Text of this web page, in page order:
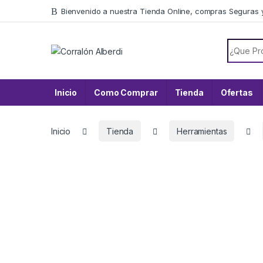
Skip to navigation
Skip to content Bienvenido a nuestra Tienda Online, compras Seguras
Search
Inicio Como Comprar Tienda Ofertas
Inicio Tienda Herramientas